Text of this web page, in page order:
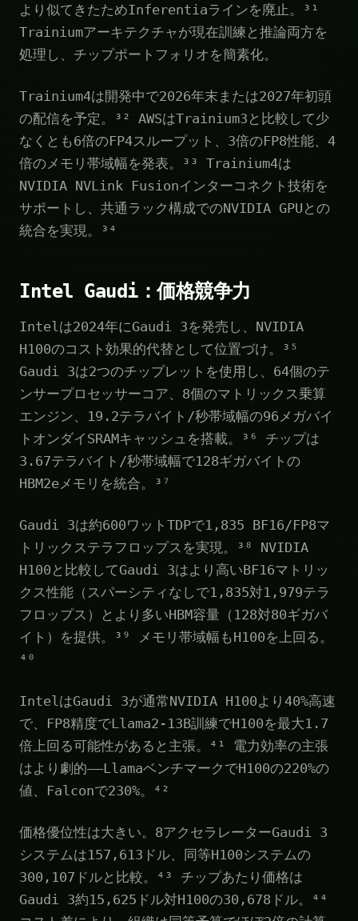
より似てきたためInferentiaラインを廃止。³¹
Trainiumアーキテクチャが現在訓練と推論両方を
処理し、チップポートフォリオを簡素化。
Trainium4は開発中で2026年末または2027年初頭
の配信を予定。³² AWSはTrainium3と比較して少
なくとも6倍のFP4スループット、3倍のFP8性能、4
倍のメモリ帯域幅を発表。³³ Trainium4は
NVIDIA NVLink Fusionインターコネクト技術を
サポートし、共通ラック構成でのNVIDIA GPUとの
統合を実現。³⁴
Intel Gaudi：価格競争力
Intelは2024年にGaudi 3を発売し、NVIDIA
H100のコスト効果的代替として位置づけ。³⁵
Gaudi 3は2つのチップレットを使用し、64個のテ
ンサープロセッサーコア、8個のマトリックス乗算
エンジン、19.2テラバイト/秒帯域幅の96メガバイ
トオンダイSRAMキャッシュを搭載。³⁶ チップは
3.67テラバイト/秒帯域幅で128ギガバイトの
HBM2eメモリを統合。³⁷
Gaudi 3は約600ワットTDPで1,835 BF16/FP8マ
トリックステラフロップスを実現。³⁸ NVIDIA
H100と比較してGaudi 3はより高いBF16マトリッ
クス性能（スパーシティなしで1,835対1,979テラ
フロップス）とより多いHBM容量（128対80ギガバ
イト）を提供。³⁹ メモリ帯域幅もH100を上回る。
⁴⁰
IntelはGaudi 3が通常NVIDIA H100より40%高速
で、FP8精度でLlama2-13B訓練でH100を最大1.7
倍上回る可能性があると主張。⁴¹ 電力効率の主張
はより劇的——LlamaベンチマークでH100の220%の
値、Falconで230%。⁴²
価格優位性は大きい。8アクセラレーターGaudi 3
システムは157,613ドル、同等H100システムの
300,107ドルと比較。⁴³ チップあたり価格は
Gaudi 3約15,625ドル対H100の30,678ドル。⁴⁴